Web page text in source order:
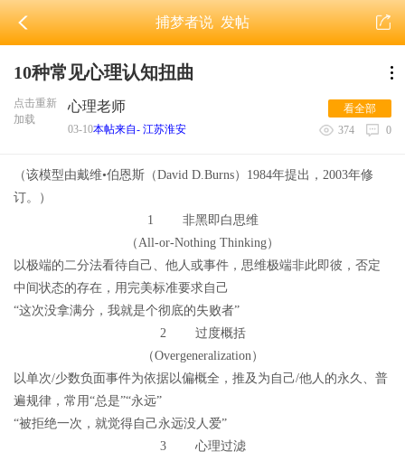
捕梦者说发帖
10种常见心理认知扭曲
点击重新
加载
心理老师
03-10本帖来自- 江苏淮安
看全部
374
0
（该模型由戴维•伯恩斯（David D.Burns）1984年提出，2003年修
订。）
1 非黑即白思维
（All-or-Nothing Thinking）
以极端的二分法看待自己、他人或事件，思维极端非此即彼，否定
中间状态的存在，用完美标准要求自己
“这次没拿满分，我就是个彻底的失败者”
2 过度概括
（Overgeneralization）
以单次/少数负面事件为依据以偏概全，推及为自己/他人的永久、普
遍规律，常用“总是”“永远”
“被拒绝一次，就觉得自己永远没人爱”
3 心理过滤